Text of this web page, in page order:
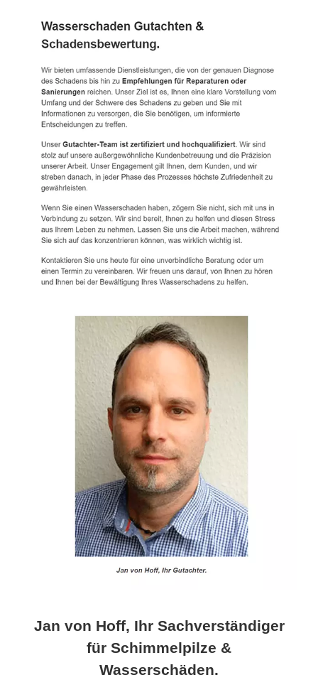
Jan von Hoff, Ihr Sachverständiger
für Schimmelpilze &
Wasserschäden.